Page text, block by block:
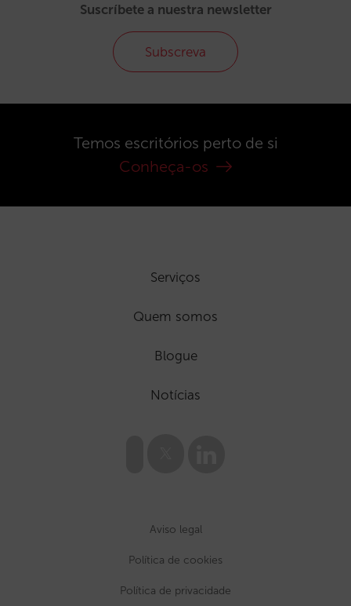
Suscríbete a nuestra newsletter
Subscreva
Temos escritórios perto de si
Conheça-os
Serviços
Quem somos
Blogue
Notícias
Aviso legal
Política de cookies
Política de privacidade